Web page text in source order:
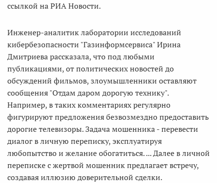
ссылкой на РИА Новости.
Инженер-аналитик лаборатории исследований
кибербезопасности "Газинформсервиса" Ирина
Дмитриева рассказала, что под любыми
публикациями, от политических новостей до
обсуждений фильмов, злоумышленники оставляют
сообщения "Отдам даром дорогую технику".
Например, в таких комментариях регулярно
фигурируют предложения безвозмездно предоставить
дорогие телевизоры. Задача мошенника - перевести
диалог в личную переписку, эксплуатируя
любопытство и желание обогатиться. ... Далее в личной
переписке с жертвой мошенник предлагает встречу,
создавая иллюзию доверительной сделки.